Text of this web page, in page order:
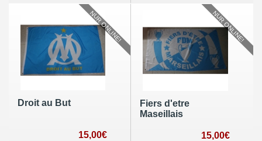
Droit au But
15,00€
NUR ONLINE!
Fiers d'etre
Maseillais
15,00€
NUR ONLINE!